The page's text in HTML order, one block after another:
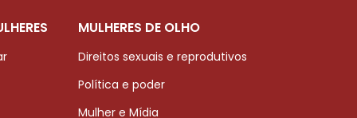
MULHERES DE OLHO
Direitos sexuais e reprodutivos
Política e poder
Mulher e Mídia